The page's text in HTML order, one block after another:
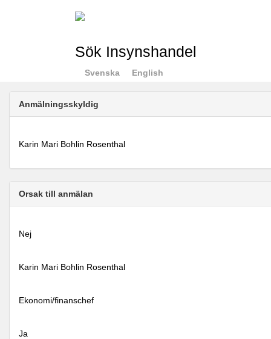
Sök Insynshandel
Svenska English
Anmälningsskyldig
Karin Mari Bohlin Rosenthal
Orsak till anmälan
Nej
Karin Mari Bohlin Rosenthal
Ekonomi/finanschef
Ja